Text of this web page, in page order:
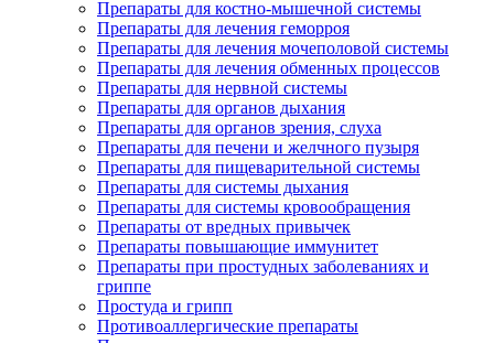
Препараты для костно-мышечной системы
Препараты для лечения геморроя
Препараты для лечения мочеполовой системы
Препараты для лечения обменных процессов
Препараты для нервной системы
Препараты для органов дыхания
Препараты для органов зрения, слуха
Препараты для печени и желчного пузыря
Препараты для пищеварительной системы
Препараты для системы дыхания
Препараты для системы кровообращения
Препараты от вредных привычек
Препараты повышающие иммунитет
Препараты при простудных заболеваниях и
гриппе
Простуда и грипп
Противоаллергические препараты